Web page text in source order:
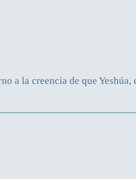
a la creencia de que